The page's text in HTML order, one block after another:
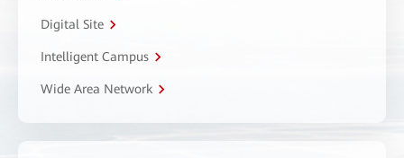
Digital Site
Intelligent Campus
Wide Area Network